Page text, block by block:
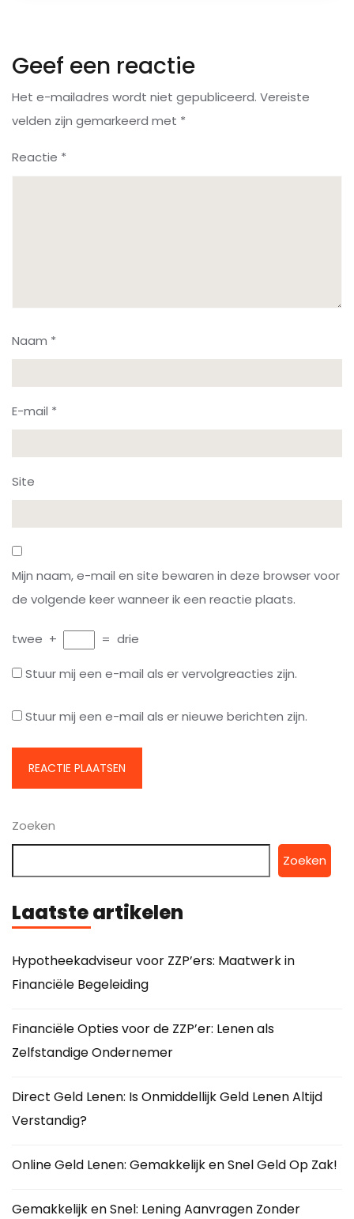
Geef een reactie
Het e-mailadres wordt niet gepubliceerd. Vereiste
velden zijn gemarkeerd met *
Reactie *
Naam *
E-mail *
Site
Mijn naam, e-mail en site bewaren in deze browser voor
de volgende keer wanneer ik een reactie plaats.
twee + = drie
Stuur mij een e-mail als er vervolgreacties zijn.
Stuur mij een e-mail als er nieuwe berichten zijn.
Zoeken
Zoeken
Laatste artikelen
Hypotheekadviseur voor ZZP’ers: Maatwerk in
Financiële Begeleiding
Financiële Opties voor de ZZP’er: Lenen als
Zelfstandige Ondernemer
Direct Geld Lenen: Is Onmiddellijk Geld Lenen Altijd
Verstandig?
Online Geld Lenen: Gemakkelijk en Snel Geld Op Zak!
Gemakkelijk en Snel: Lening Aanvragen Zonder